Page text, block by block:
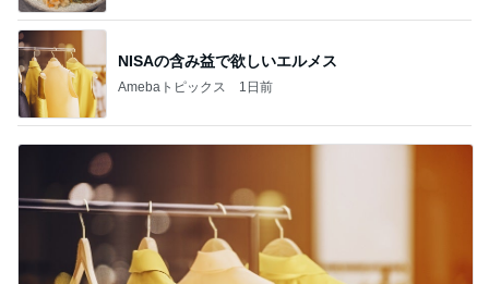
NISAの含み益で欲しいエルメス
Amebaトピックス 1日前